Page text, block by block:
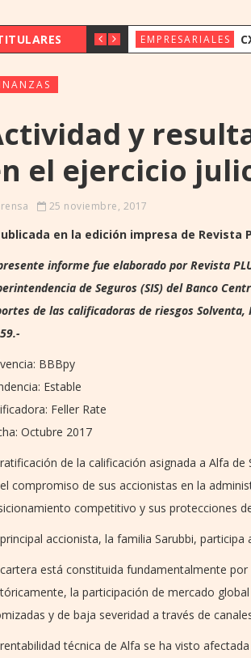
EMPRESARIALES CX &
y
el ejercicio
25 noviembre, 2017
en la edición impresa de Revista
informe fue elaborado por Revista
de Seguros (SIS) del Banco
de las calificadoras de riesgos
BBBpy
Estable
Feller Rate
Octubre 2017
de la calificación asignada a Alfa
compromiso de sus accionistas en la
competitivo y sus protecciones
accionista, la familia Sarubbi,
está constituida fundamentalmente
la participación de mercado
y de baja severidad a través de
técnica de Alfa se ha visto